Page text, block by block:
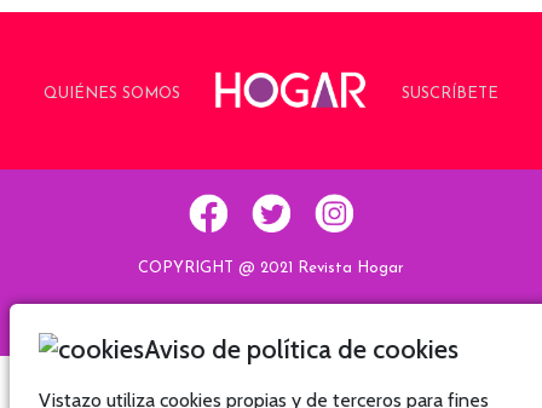
QUIÉNES SOMOS SUSCRÍBETE
COPYRIGHT @ 2021 Revista Hogar
Aviso de política de cookies
Vistazo utiliza cookies propias y de terceros para fines